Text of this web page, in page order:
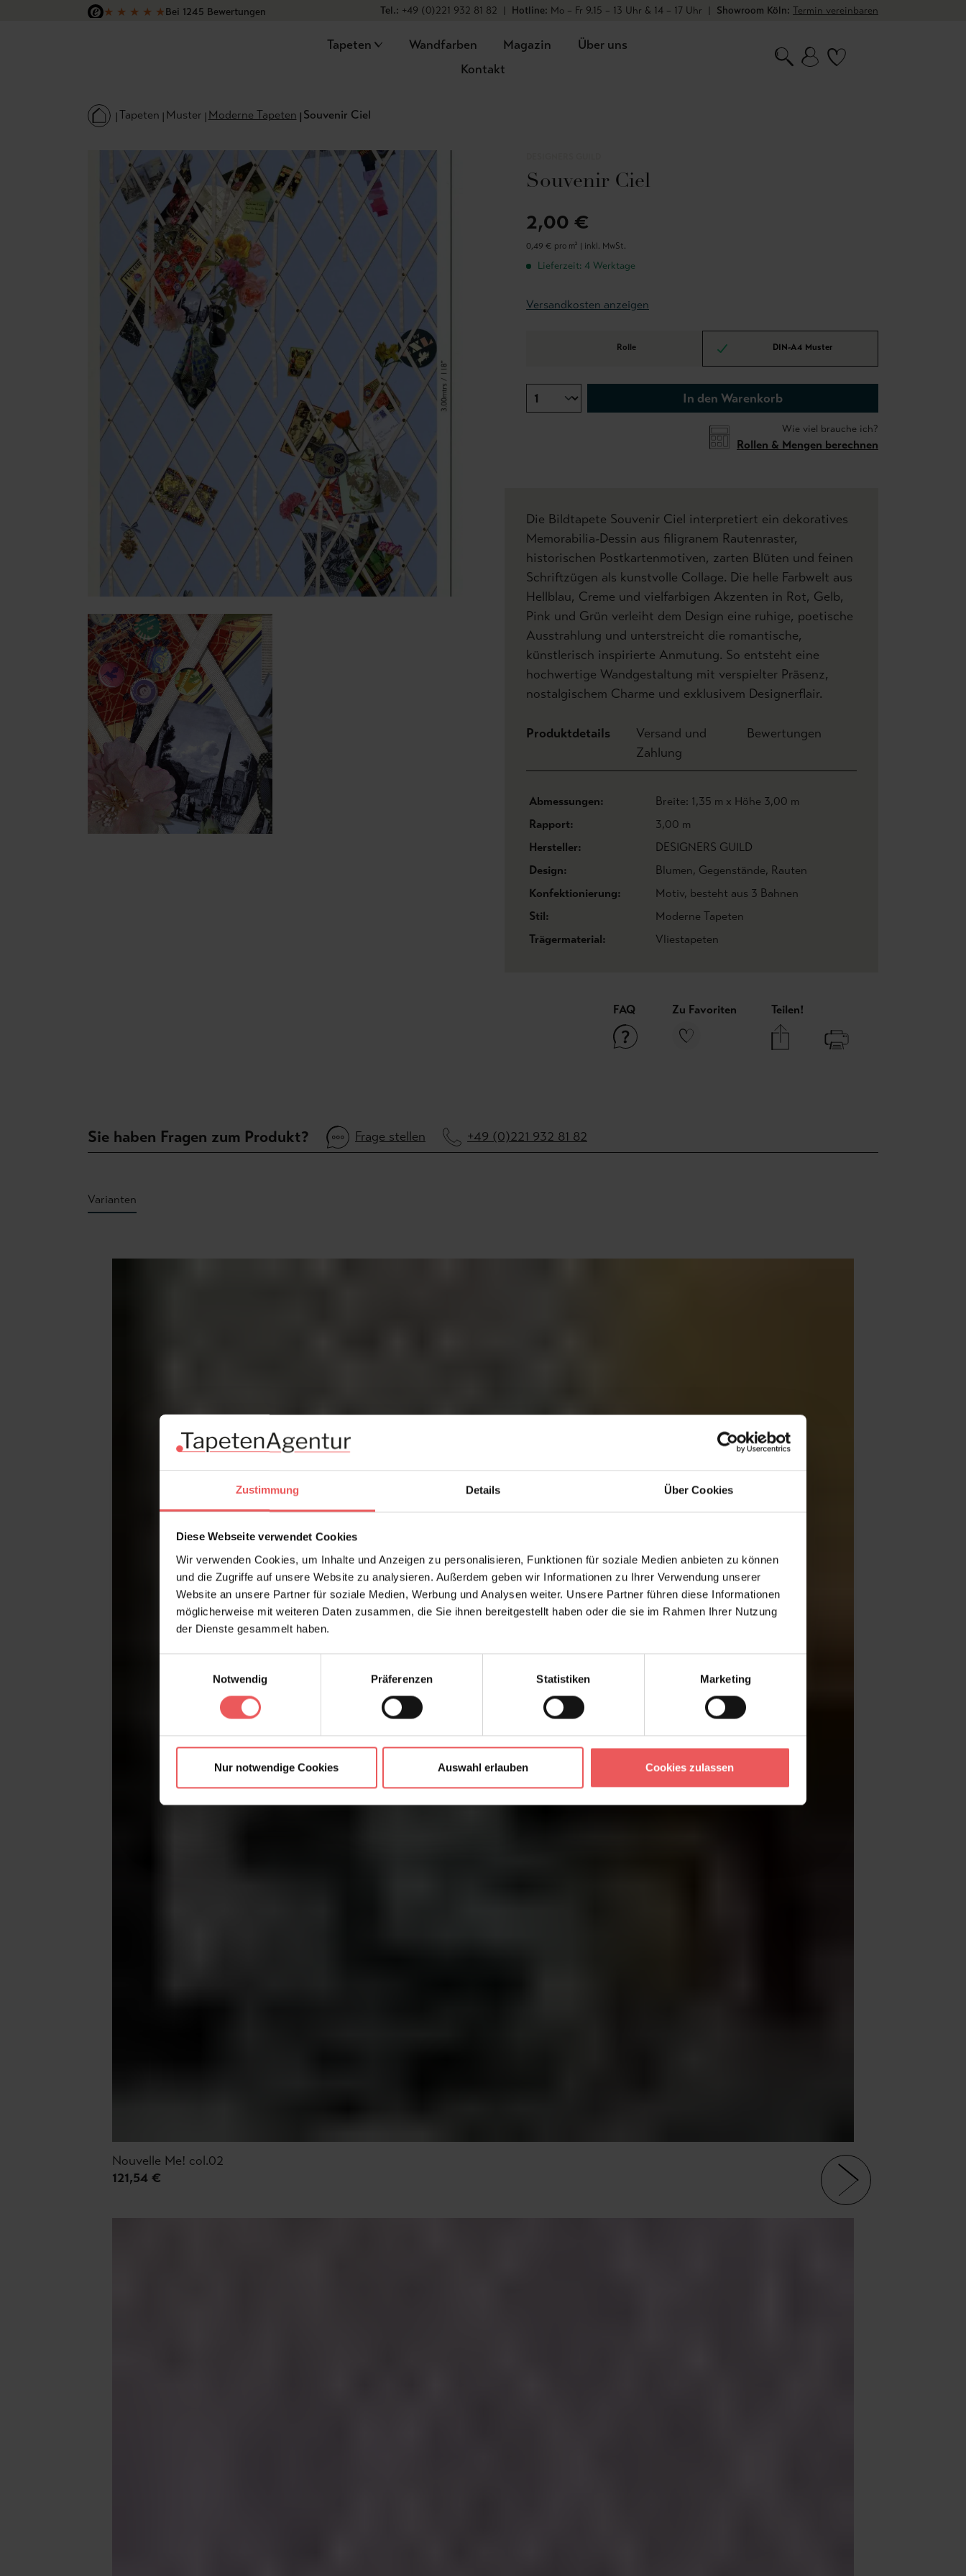
Zustimmung Details Über Cookies
Diese Webseite verwendet Cookies
Wir verwenden Cookies, um Inhalte und Anzeigen zu personalisieren, Funktionen für soziale Medien anbieten zu können
und die Zugriffe auf unsere Website zu analysieren. Außerdem geben wir Informationen zu Ihrer Verwendung unserer
Website an unsere Partner für soziale Medien, Werbung und Analysen weiter. Unsere Partner führen diese Informationen
möglicherweise mit weiteren Daten zusammen, die Sie ihnen bereitgestellt haben oder die sie im Rahmen Ihrer Nutzung
der Dienste gesammelt haben.
Notwendig
Präferenzen Statistiken Marketing
Nur notwendige Cookies Auswahl erlauben Cookies zulassen
Hauptinhalt springen
Zur Suche springen
Zur Hauptnavigation springen
★ ★ ★ ★ ★Bei 1245 Bewertungen
Tel.: +49 (0)221 932 81 82 | Hotline: Mo – Fr 9.15 – 13 Uhr & 14 – 17 Uhr | Showroom Köln: Termin vereinbaren
Tapeten Wandfarben Magazin
Über uns
Kontakt
Tapeten Muster Moderne Tapeten Souvenir Ciel
Souvenir Ciel
2,00 €
0,49 € pro m² | inkl. MwSt.
Lieferzeit: 4 Werktage
Versandkosten anzeigen
Rolle DIN-A4 Muster
In den Warenkorb
Wie viel brauche ich?
Rollen & Mengen berechnen
Die Bildtapete Souvenir Ciel interpretiert ein dekoratives
Memorabilia-Dessin aus filigranem Rautenraster,
historischen Postkartenmotiven, zarten Blüten und feinen
Schriftzügen als kunstvolle Collage. Die helle Farbwelt aus
Hellblau, Creme und vielfarbigen Akzenten in Rot, Gelb,
Pink und Grün verleiht dem Design eine ruhige, poetische
Ausstrahlung und unterstreicht die romantische,
künstlerisch inspirierte Anmutung. So entsteht eine
hochwertige Wandgestaltung mit verspielter Präsenz,
nostalgischem Charme und exklusivem Designerflair.
Produktdetails
Versand und
Zahlung
Bewertungen
Abmessungen:
Breite: 1,35 m x Höhe 3,00 m
Rapport:
3,00 m
Hersteller:
DESIGNERS GUILD
Design:
Blumen, Gegenstände, Rauten
Konfektionierung:
Motiv, besteht aus 3 Bahnen
Stil:
Moderne Tapeten
Trägermaterial:
Vliestapeten
FAQ Zu Favoriten Teilen!
Sie haben Fragen zum Produkt? Frage stellen +49 (0)221 932 81 82
Varianten
Nouvelle Me! col.02
121,54 €